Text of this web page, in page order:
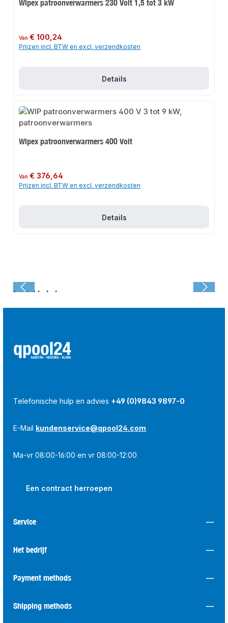
Wipex patroonverwarmers 230 Volt 1,5 tot 3 kW
Normale prijs:
Van€ 100,24
Prijzen incl. BTW en excl. verzendkosten
Details
Wipex patroonverwarmers 400 Volt
Normale prijs:
Van€ 376,64
Prijzen incl. BTW en excl. verzendkosten
Details
Laatst bekeken:
Telefonische hulp en advies +49 (0)9843 9897-0
E-Mail kundenservice@qpool24.com
Ma-vr 08:00-16:00 en vr 08:00-12:00
Een contract herroepen
Service
Het bedrijf
Payment methods
Shipping methods